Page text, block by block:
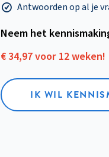
Antwoorden op al je
Neem het
€ 34,97 voor 12 weken!
IK WIL